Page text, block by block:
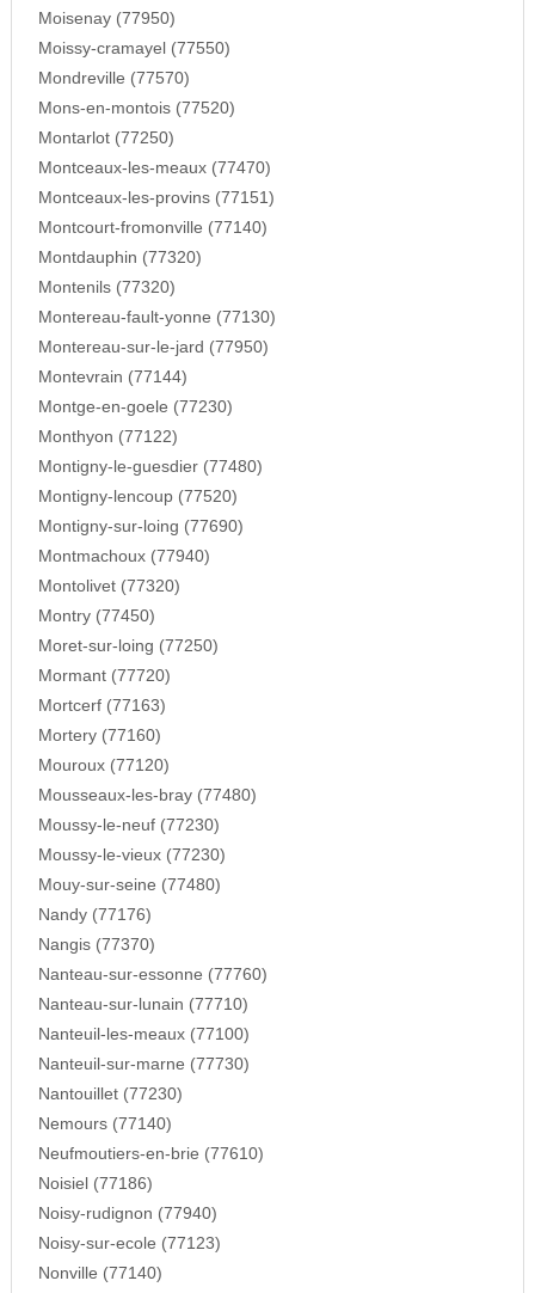
Moisenay (77950)
Moissy-cramayel (77550)
Mondreville (77570)
Mons-en-montois (77520)
Montarlot (77250)
Montceaux-les-meaux (77470)
Montceaux-les-provins (77151)
Montcourt-fromonville (77140)
Montdauphin (77320)
Montenils (77320)
Montereau-fault-yonne (77130)
Montereau-sur-le-jard (77950)
Montevrain (77144)
Montge-en-goele (77230)
Monthyon (77122)
Montigny-le-guesdier (77480)
Montigny-lencoup (77520)
Montigny-sur-loing (77690)
Montmachoux (77940)
Montolivet (77320)
Montry (77450)
Moret-sur-loing (77250)
Mormant (77720)
Mortcerf (77163)
Mortery (77160)
Mouroux (77120)
Mousseaux-les-bray (77480)
Moussy-le-neuf (77230)
Moussy-le-vieux (77230)
Mouy-sur-seine (77480)
Nandy (77176)
Nangis (77370)
Nanteau-sur-essonne (77760)
Nanteau-sur-lunain (77710)
Nanteuil-les-meaux (77100)
Nanteuil-sur-marne (77730)
Nantouillet (77230)
Nemours (77140)
Neufmoutiers-en-brie (77610)
Noisiel (77186)
Noisy-rudignon (77940)
Noisy-sur-ecole (77123)
Nonville (77140)